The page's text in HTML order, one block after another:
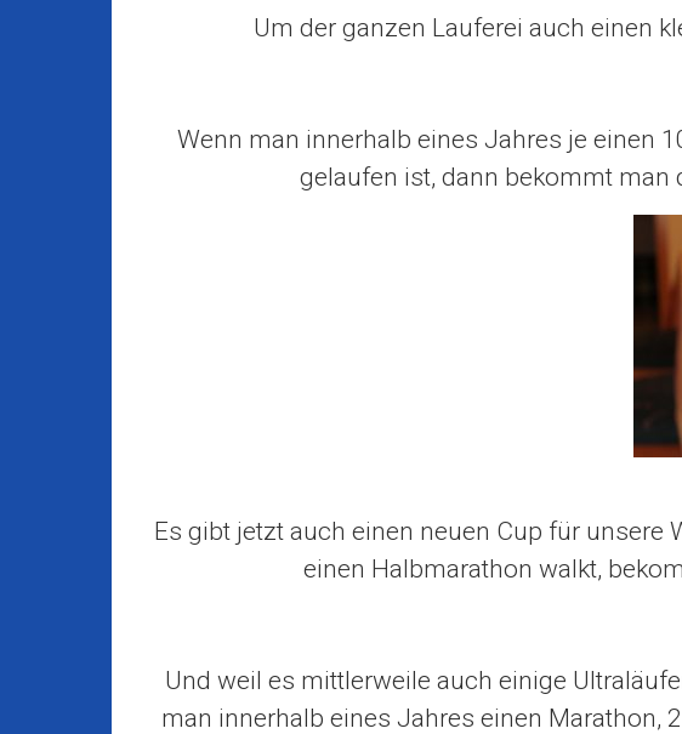
Um der ganzen Lauferei auch einen
Wenn man innerhalb eines Jahres je einen
gelaufen ist, dann bekommt man
Es gibt jetzt auch einen neuen Cup für unsere
einen Halbmarathon walkt,
Und weil es mittlerweile auch einige
man innerhalb eines Jahres einen Marathon,